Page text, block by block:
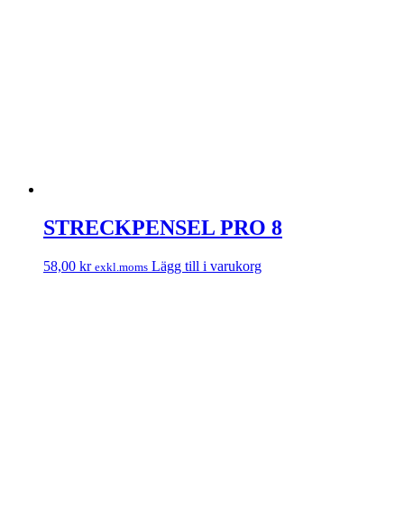
STRECKPENSEL PRO 8
58,00 kr exkl.moms Lägg till i varukorg